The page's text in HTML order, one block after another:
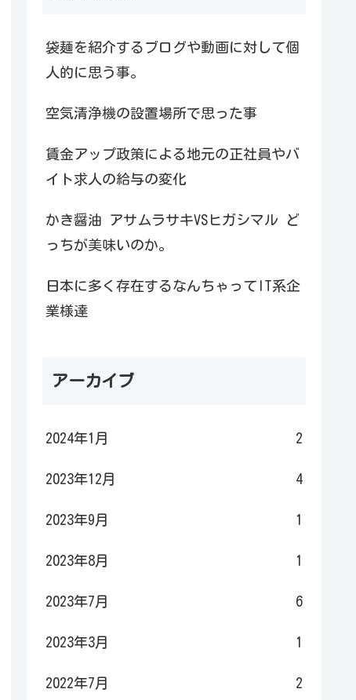
袋麺を紹介するブログや動画に対して個
人的に思う事。
空気清浄機の設置場所で思った事
賃金アップ政策による地元の正社員やバ
イト求人の給与の変化
かき醤油 アサムラサキVSヒガシマル ど
っちが美味いのか。
日本に多く存在するなんちゃってIT系企
業様達
アーカイブ
2024年1月 2
2023年12月 4
2023年9月 1
2023年8月 1
2023年7月 6
2023年3月 1
2022年7月 2